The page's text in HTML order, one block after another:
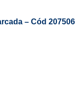
– Cód 207506